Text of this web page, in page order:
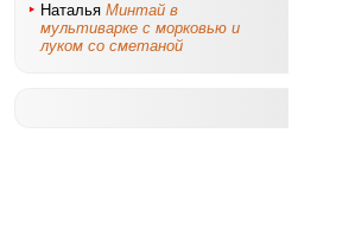
Наталья Минтай в
мультиварке с морковью и
луком со сметаной